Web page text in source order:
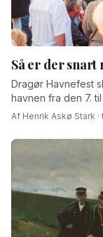
Så er der snart
Dragør Havnefest
havnen fra den 7.
Af Henrik Askø Stark